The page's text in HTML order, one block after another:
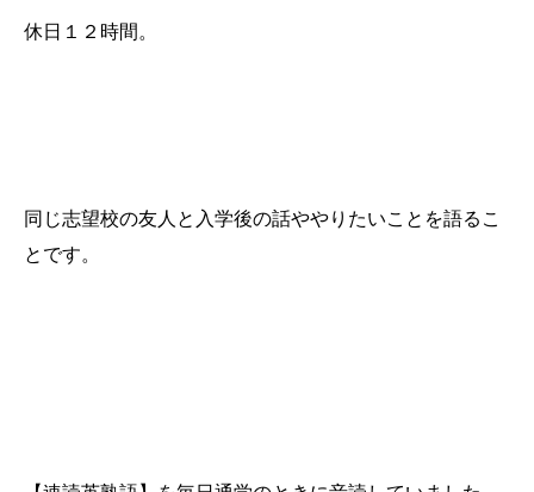
休日１２時間。
同じ志望校の友人と入学後の話ややりたいことを語るこ
とです。